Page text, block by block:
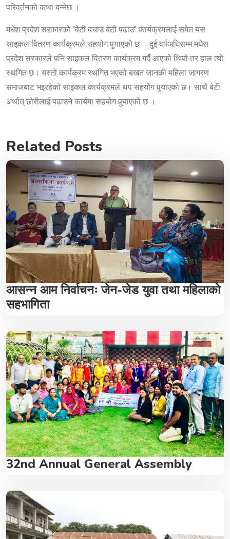
परिवर्तनको कथा बन्नेछ ।
मधेश प्रदेश सरकारको "बेटी बचाउ बेटी पढाउ" कार्यक्रमलाई समेत यस
साइकल वितरण कार्यक्रमले सहयोग पुर्‍याएको छ । दुई वर्षअघिसम्म मधेस
प्रदेश सरकारले पनि साइकल वितरण कार्यक्रम गर्दै आएको थियो तर हाल त्यो
स्थगित छ। यस्तो कार्यक्रम स्थगित भएको बखत जानकी महिला जागरण
समाजबाट भइरहेको साइकल कार्यक्रमले थप सहयोग पुर्‍याएको छ। साथै बेटी
अर्थात् छोरीलाई पढाउने कार्यमा सहयोग पुर्‍याएको छ ।
Related Posts
आसन्न आम निर्वाचनः जेन-जेड युवा तथा महिलाको
सहभागिता
32nd Annual General Assembly